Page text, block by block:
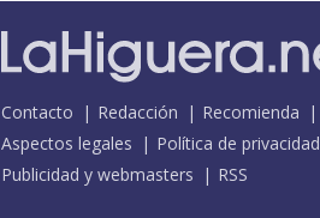
Contacto Redacción Recomienda
Aspectos legales
Política de privacidad
Publicidad y webmasters
RSS